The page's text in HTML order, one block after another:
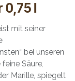
0,75 l
mit seiner
bei unseren
Säure,
Marille, spiegelt